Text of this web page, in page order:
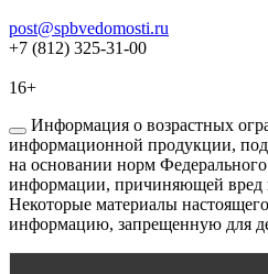
post@spbvedomosti.ru
+7 (812) 325-31-00
16+
Информация о возрастных
информационной продукции,
на основании норм
информации, причиняющей вред
Некоторые материалы
информацию, запрещенную для